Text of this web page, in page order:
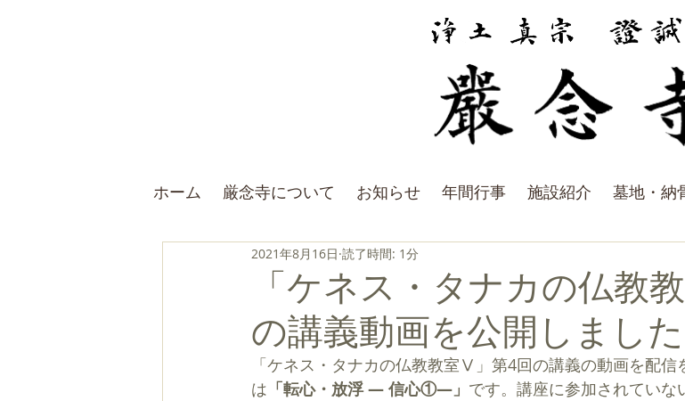
ホーム 厳念寺について お知らせ 年間行事 施設紹介 墓地・納
「ケネス・タナカの仏教
の講義動画を公開しました
2021年8月16日 読了時間: 1分
「ケネス・タナカの仏教教室Ⅴ」第4回の講義の動画を配信
は 「転心・放浮 ― 信心①―」 です。 講座に参加されていな